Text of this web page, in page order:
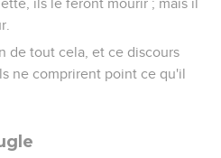
ils le feront mourir ; mais il
de tout cela, et ce discours
ne comprirent point ce qu'il